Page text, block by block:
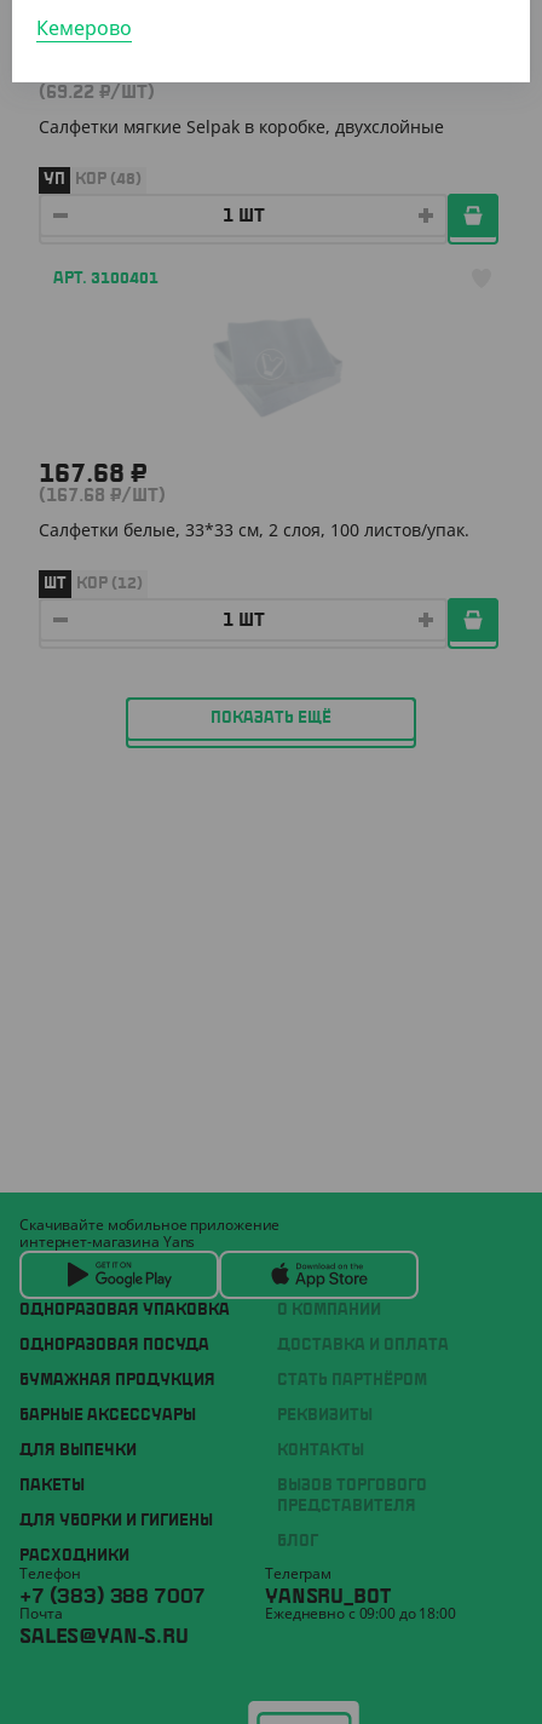
(69.22 ₽/ШТ)
Салфетки мягкие Selpak в коробке, двухслойные
УП КОР (48)
АРТ. 3100401
167.68 ₽
(167.68 ₽/ШТ)
Салфетки белые, 33*33 см, 2 слоя, 100 листов/упак.
ШТ КОР (12)
ПОКАЗАТЬ ЕЩЁ
ОДНОРАЗОВАЯ УПАКОВКА
ОДНОРАЗОВАЯ ПОСУДА
БУМАЖНАЯ ПРОДУКЦИЯ
БАРНЫЕ АКСЕССУАРЫ
ДЛЯ ВЫПЕЧКИ
ПАКЕТЫ
ДЛЯ УБОРКИ И ГИГИЕНЫ
РАСХОДНИКИ
О КОМПАНИИ
ДОСТАВКА И ОПЛАТА
СТАТЬ ПАРТНЁРОМ
РЕКВИЗИТЫ
КОНТАКТЫ
ВЫЗОВ ТОРГОВОГО
ПРЕДСТАВИТЕЛЯ
БЛОГ
Скачивайте мобильное приложение
интернет-магазина Yans
Телефон
+7 (383) 388 7007
Телеграм
YANSRU_BOT
Почта
SALES@YAN-S.RU
Ежедневно с 09:00 до 18:00
Кемерово